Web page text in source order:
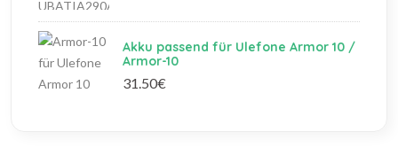
Akku passend für Ulefone Armor 10 /
Armor-10
31.50€